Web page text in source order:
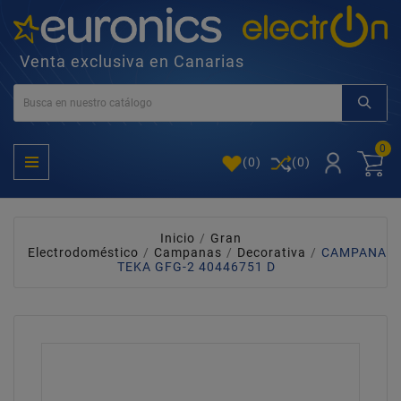
Venta exclusiva en Canarias
(0) (0)
0
Inicio
Gran
Electrodoméstico
Campanas Decorativa
CAMPANA
TEKA GFG-2 40446751 D